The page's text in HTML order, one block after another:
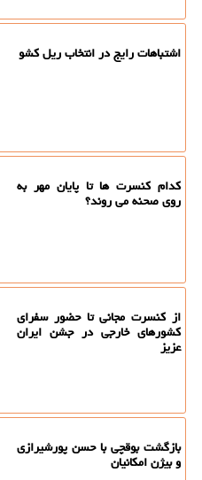
اشتباهات رایج در انتخاب ریل کشو
کدام کنسرت ها تا پایان مهر به
روی صحنه می روند؟
از کنسرت مجانی تا حضور سفرای
کشورهای خارجی در جشن ایران
عزیز
بازگشت بوقچی با حسن پورشیرازی
و بیژن امکانیان